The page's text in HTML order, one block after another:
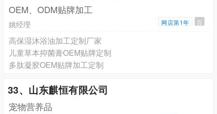
OEM、ODM贴牌加工
姚经理 网店第1年 百
高保湿沐浴油加工定制厂家
儿童草本抑菌膏OEM贴牌定制
多肽凝胶OEM贴牌加工定制
33、山东麒恒有限公司
宠物营养品